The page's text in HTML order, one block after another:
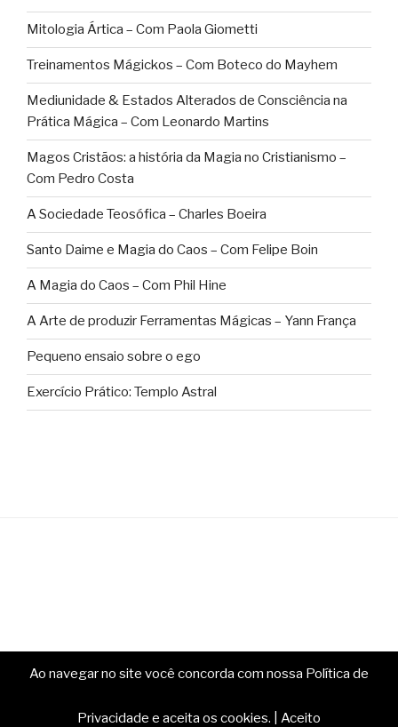
Mitologia Ártica – Com Paola Giometti
Treinamentos Mágickos – Com Boteco do Mayhem
Mediunidade & Estados Alterados de Consciência na
Prática Mágica – Com Leonardo Martins
Magos Cristãos: a história da Magia no Cristianismo –
Com Pedro Costa
A Sociedade Teosófica – Charles Boeira
Santo Daime e Magia do Caos – Com Felipe Boin
A Magia do Caos – Com Phil Hine
A Arte de produzir Ferramentas Mágicas – Yann França
Pequeno ensaio sobre o ego
Exercício Prático: Templo Astral
Ao navegar no site você concorda com nossa Política de
Privacidade e aceita os cookies. Aceito
reservados.